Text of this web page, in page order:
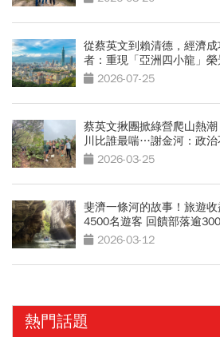
從蔡英文到賴清德，經濟
者：重現「亞洲四小龍」
2026-07-25
蔡英文揪團掀綠營爬山熱
川比誰最喘…謝金河：政
2026-03-25
斐濟一條河的故事！旅遊
4500名遊客 回饋部落逾
2026-03-12
熱門話題